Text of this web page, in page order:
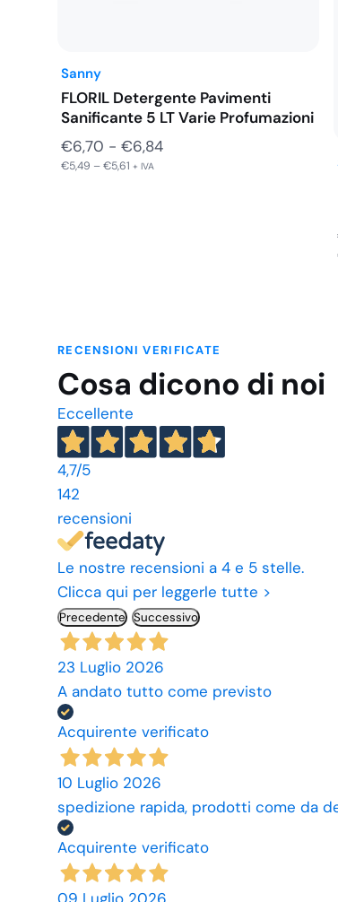
Sanny
FLORIL Detergente Pavimenti
Sanificante 5 LT Varie Profumazioni
€6,70 - €6,84Fascia
€5,49 –€5,61 + IVA
RECENSIONI VERIFICATE
Cosa dicono di noi
Eccellente
4,7/5
142
recensioni
Le nostre recensioni a 4 e 5 stelle.
Clicca qui per leggerle tutte >
Precedente Successivo
23 Luglio 2026
A andato tutto come previsto
Acquirente verificato
10 Luglio 2026
spedizione rapida, prodotti come da
Acquirente verificato